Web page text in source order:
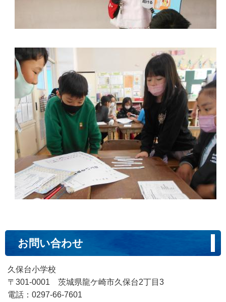
お問い合わせ
久保台小学校
〒301-0001 茨城県龍ケ崎市久保台2丁目3
電話：0297-66-7601